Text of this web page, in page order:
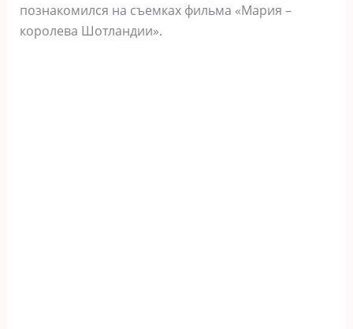
познакомился на съемках фильма «Мария –
королева Шотландии».